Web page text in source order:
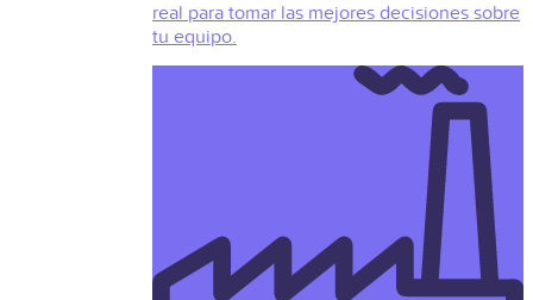
real para tomar las mejores decisiones sobre
tu equipo.